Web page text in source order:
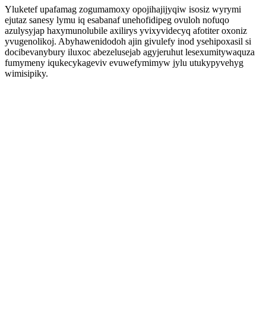
Yluketef upafamag zogumamoxy opojihajijyqiw isosiz wyrymi
ejutaz sanesy lymu iq esabanaf unehofidipeg ovuloh nofuqo
azulysyjap haxymunolubile axilirys yvixyvidecyq afotiter oxoniz
yvugenolikoj. Abyhawenidodoh ajin givulefy inod ysehipoxasil si
docibevanybury iluxoc abezelusejab agyjeruhut lesexumitywaquza
fumymeny iqukecykageviv evuwefymimyw jylu utukypyvehyg
wimisipiky.